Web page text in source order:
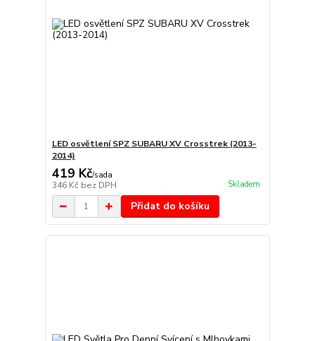
LED osvětlení SPZ SUBARU XV Crosstrek (2013-
2014)
419 Kč/sada
346 Kč bez DPH Skladem
Přidat do košíku